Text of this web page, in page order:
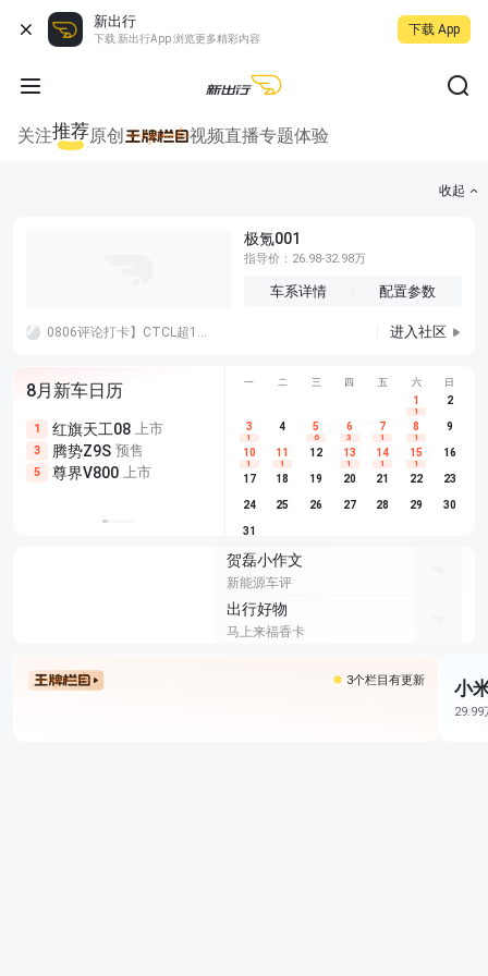
新出行
下载 新出行App 浏览更多精彩内容
下载 App
关注推荐原创 视频直播专题体验
收起
极氪001
指导价：26.98-32.98万
车系详情 配置参数
0806评论打卡】CTCL超1000公里的纯电车，会对新能源渗透率有进一步的拉升吗？肯定啊，续航是王道 进入社区
8月新车日历
1 红旗天工08 上市
3 腾势Z9S 预售
5 尊界V800 上市
尊界V680 上市
享界G9 预售
别克至境L7 预售
埃安
长城H10
深蓝S05
一 二 三 四 五 六 日
1
1
2
3
1
4 5
6
6
3
7
1
8
1
9
10
1
11
1
12 13
1
14
1
15
1
16
17 18 19 20 21 22 23
24 25 26 27 28 29 30
31
贺磊小作文
新能源车评
出行好物
马上来福香卡
3个栏目有更新 小
29.99